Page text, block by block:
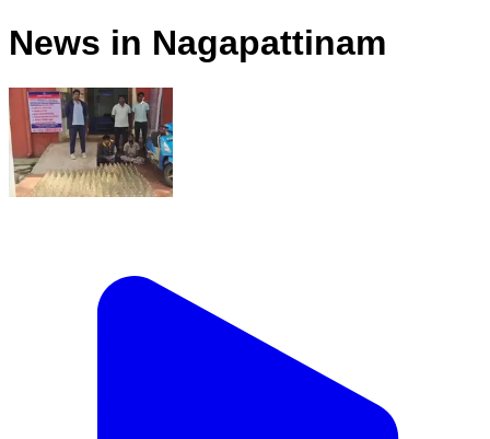
News in Nagapattinam